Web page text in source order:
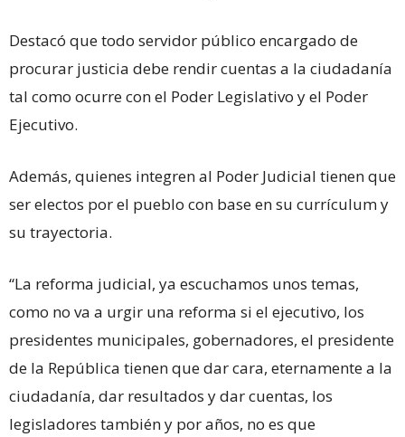
Destacó que todo servidor público encargado de
procurar justicia debe rendir cuentas a la ciudadanía
tal como ocurre con el Poder Legislativo y el Poder
Ejecutivo.
Además, quienes integren al Poder Judicial tienen que
ser electos por el pueblo con base en su currículum y
su trayectoria.
“La reforma judicial, ya escuchamos unos temas,
como no va a urgir una reforma si el ejecutivo, los
presidentes municipales, gobernadores, el presidente
de la República tienen que dar cara, eternamente a la
ciudadanía, dar resultados y dar cuentas, los
legisladores también y por años, no es que